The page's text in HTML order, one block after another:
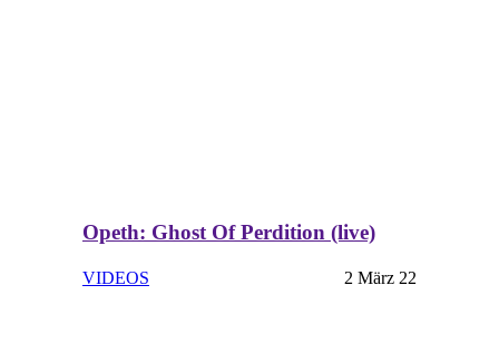
Opeth: Ghost Of Perdition (live)
VIDEOS 2 März 22